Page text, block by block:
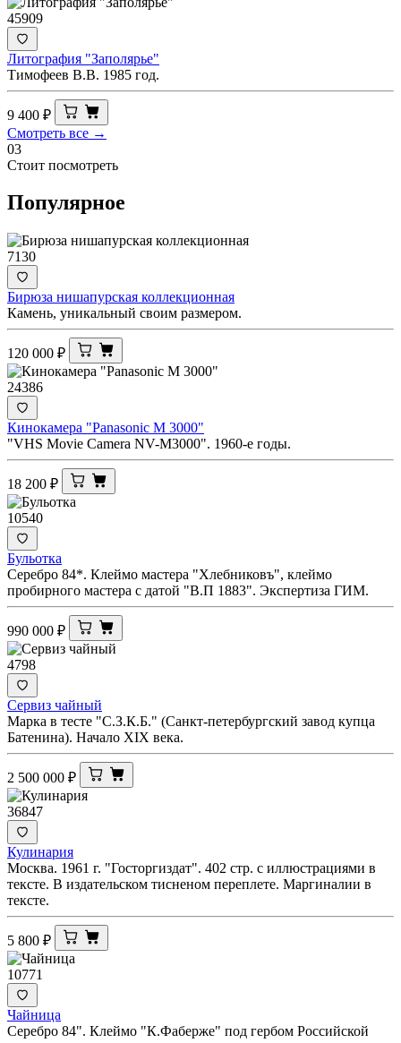
45909
Литография "Заполярье"
Тимофеев В.В. 1985 год.
9 400 ₽
Смотреть все →
03
Стоит посмотреть
Популярное
7130
Бирюза нишапурская коллекционная
Камень, уникальный своим размером.
120 000 ₽
24386
Кинокамера "Panasonic M 3000"
"VHS Movie Camera NV-M3000". 1960-е годы.
18 200 ₽
10540
Бульотка
Серебро 84*. Клеймо мастера "Хлебниковъ", клеймо
пробирного мастера с датой "В.П 1883". Экспертиза ГИМ.
990 000 ₽
4798
Сервиз чайный
Марка в тесте "С.З.К.Б." (Санкт-петербургский завод купца
Батенина). Начало XIX века.
2 500 000 ₽
36847
Кулинария
Москва. 1961 г. "Госторгиздат". 402 стр. с иллюстрациями в
тексте. В издательском тисненом переплете. Маргиналии в
тексте.
5 800 ₽
10771
Чайница
Серебро 84". Клеймо "К.Фаберже" под гербом Российской